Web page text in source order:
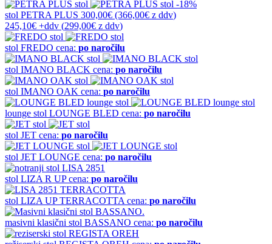
-18%
stol PETRA PLUS 300,00€ (366,00€ z ddv)
245,10€ +ddv (299,00€ z ddv)
stol FREDO cena: po naročilu
stol IMANO BLACK cena: po naročilu
stol IMANO OAK cena: po naročilu
lounge stol LOUNGE BLED cena: po naročilu
stol JET cena: po naročilu
stol JET LOUNGE cena: po naročilu
stol LIZA R UP cena: po naročilu
stol LIZA UP TERRACOTTA cena: po naročilu
masivni klasični stol BASSANO cena: po naročilu